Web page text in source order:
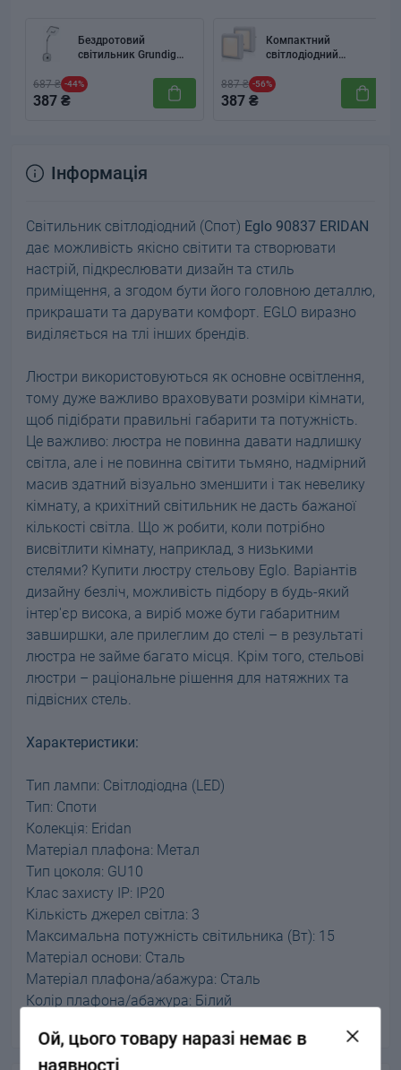
Бездротовий
світильник Grundig
687 ₴ -44%
387 ₴
Компактний
світлодіодний
Emotionlite ELN-066-
DIM з автоматичним
датчиком світла 2PCS
887 ₴ -56%
387 ₴
Інформація
Світильник світлодіодний (Спот) Eglo 90837 ERIDAN
дає можливість якісно світити та створювати
настрій, підкреслювати дизайн та стиль
приміщення, а згодом бути його головною деталлю,
прикрашати та дарувати комфорт. EGLO виразно
виділяється на тлі інших брендів.
Люстри використовуються як основне освітлення,
тому дуже важливо враховувати розміри кімнати,
щоб підібрати правильні габарити та потужність.
Це важливо: люстра не повинна давати надлишку
світла, але і не повинна світити тьмяно, надмірний
масив здатний візуально зменшити і так невелику
кімнату, а крихітний світильник не дасть бажаної
кількості світла. Що ж робити, коли потрібно
висвітлити кімнату, наприклад, з низькими
стелями? Купити люстру стельову Eglo. Варіантів
дизайну безліч, можливість підбору в будь-який
інтер'єр висока, а виріб може бути габаритним
завширшки, але прилеглим до стелі – в результаті
люстра не займе багато місця. Крім того, стельові
люстри – раціональне рішення для натяжних та
підвісних стель.
Характеристики:
Тип лампи: Світлодіодна (LED)
Тип: Споти
Колекція: Eridan
Матеріал плафона: Метал
Тип цоколя: GU10
Клас захисту IP: IP20
Кількість джерел світла: 3
Максимальна потужність світильника (Вт): 15
Матеріал основи: Сталь
Матеріал плафона/абажура: Сталь
Колір плафона/абажура: Білий
Ой, цього товару наразі немає в
наявності